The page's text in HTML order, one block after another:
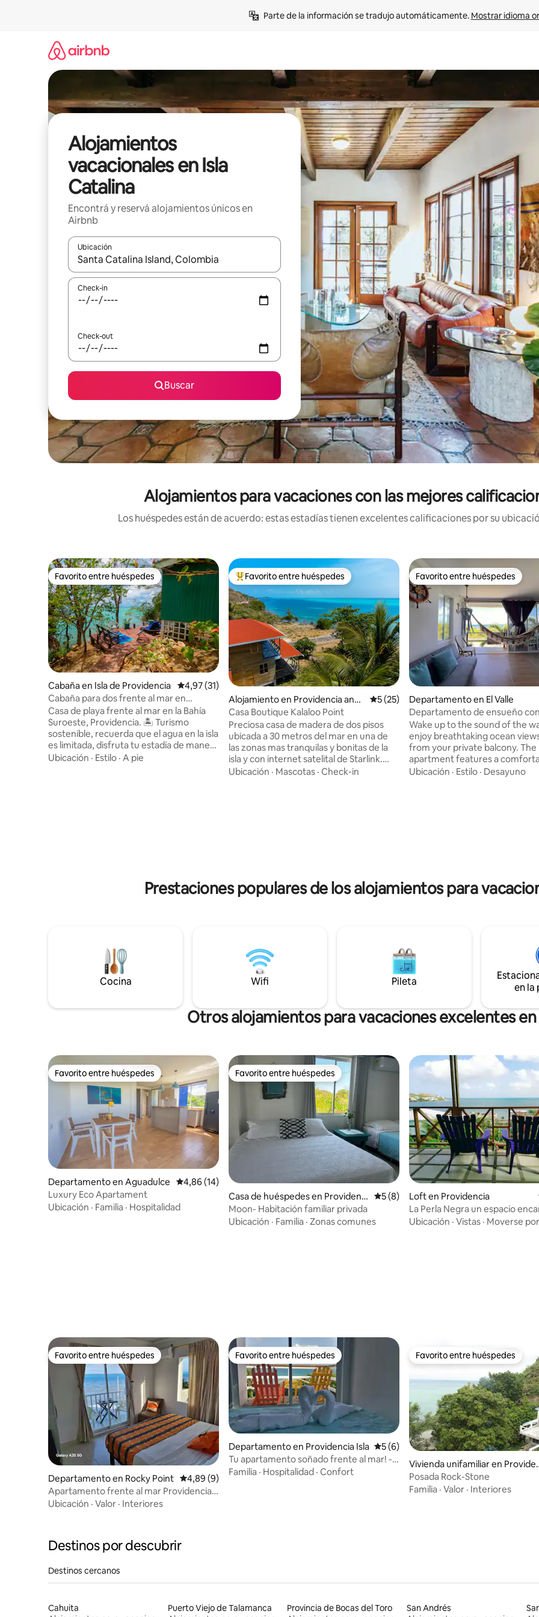
Parte de la información se tradujo automáticamente. Mostrar idioma
Alojamientos
vacacionales en Isla
Catalina
Encontrá y reservá alojamientos únicos en
Airbnb
Ubicación
Cuando los resultados estén disponibles, navegá con las teclas de flecha hacia arriba y hacia abajo o explorá deslizando
Check-in
Check-out
Buscar
Alojamientos para vacaciones con las mejores
Los huéspedes están de acuerdo: estas estadías tienen excelentes calificaciones por su
Favorito entre huéspedes
Favorito entre huéspedes
Cabaña en Isla de Providencia Calificación promedio: 4,97 de 5. 31 evaluaciones
4,97 (31)
Cabaña para dos frente al mar en
Povidencia
Casa de playa frente al mar en la Bahía
Suroeste, Providencia. 🏝️ Turismo
sostenible, recuerda que el agua en la isla
es limitada, disfruta tu estadía de manera
consciente. ✨ A pasos del mar ✨ Cama
Ubicación · Estilo · A pie
Favorito entre los huéspedes más destacados
Favorito entre huéspedes
Alojamiento en Providencia and
Santa Catalina Islands
Calificación promedio: 5 de 5. 25
5 (25)
Casa Boutique Kalaloo Point
Preciosa casa de madera de dos pisos
ubicada a 30 metros del mar en una de
las zonas mas tranquilas y bonitas de la
isla y con internet satelital de Starlink.
Cuenta con moderna cocina abierta a
Ubicación · Mascotas · Check-in
Favorito entre huéspedes
Favorito entre huéspedes
Departamento en El Valle
Departamento de ensueño con
amanecer
Wake up to the sound of the
enjoy breathtaking ocean
from your private balcony. The
apartment features a
bedroom with a private
Ubicación · Estilo · Desayuno
Prestaciones populares de los alojamientos para
Cocina Wifi Pileta
en la
Otros alojamientos para vacaciones excelentes en
Favorito entre huéspedes
Favorito entre huéspedes
Departamento en Aguadulce Calificación promedio: 4,86 de 5. 14 evaluaciones
4,86 (14)
Luxury Eco Apartament
Ubicación · Familia · Hospitalidad
Favorito entre huéspedes
Favorito entre huéspedes
Casa de huéspedes en Providenci
a and Santa Catalina Islands
Calificación promedio: 5 de 5. 8
5 (8)
Moon- Habitación familiar privada
Ubicación · Familia · Zonas comunes
Loft en Providencia
La Perla Negra un espacio
Ubicación · Vistas · Moverse
Favorito entre huéspedes
Favorito entre huéspedes
Departamento en Rocky Point Calificación promedio: 4,89 de 5. 9 evaluaciones
4,89 (9)
Apartamento frente al mar Providencia
isla 305
Ubicación · Valor · Interiores
Favorito entre huéspedes
Favorito entre huéspedes
Departamento en Providencia Isla Calificación promedio: 5 de 5. 6
5 (6)
Tu apartamento soñado frente al mar! -
A1
Familia · Hospitalidad · Confort
Favorito entre huéspedes
Favorito entre huéspedes
Vivienda unifamiliar en
cia
Posada Rock-Stone
Familia · Valor · Interiores
Destinos por descubrir
Destinos cercanos
Cahuita
Puerto Viejo de Talamanca
Provincia de Bocas del Toro
San Andrés